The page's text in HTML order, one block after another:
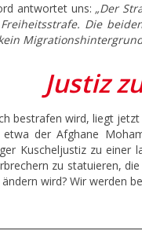
antwortet uns: „Der
Die
Justiz
bestrafen wird, liegt
der Afghane
Kuscheljustiz zu einer
zu statuieren,
wird? Wir werden